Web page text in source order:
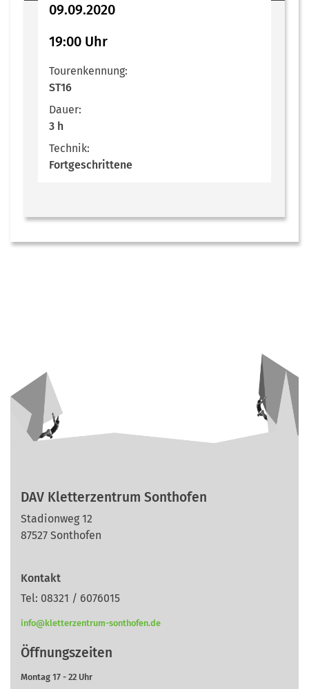
09.09.2020
19:00 Uhr
Tourenkennung:
ST16
Dauer:
3 h
Technik:
Fortgeschrittene
DAV Kletterzentrum Sonthofen
Stadionweg 12
87527 Sonthofen
Kontakt
Tel: 08321 / 6076015
info@kletterzentrum-sonthofen.de
Öffnungszeiten
Montag 17 - 22 Uhr